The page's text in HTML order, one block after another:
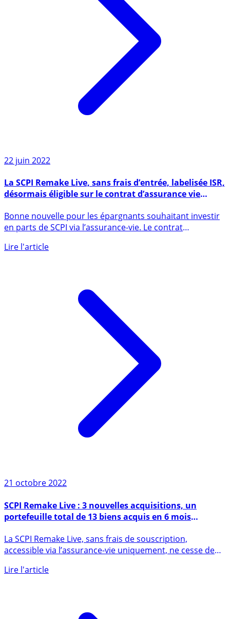
22 juin 2022
désormais éligible sur le contrat d’assurance vie
Évolution Épargne 2, assuré par Spirica
en parts de SCPI via l’assurance-vie. Le contrat
21 octobre 2022
SCPI Remake Live : 3 nouvelles acquisitions, un
portefeuille total de 13 biens acquis en 6 mois
seulement
accessible via l’assurance-vie uniquement, ne cesse de